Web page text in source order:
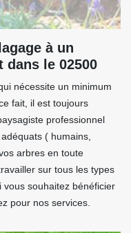
à un
dans le 02500
nécessite un minimum
fait, il est toujours
professionnel
( humains,
arbres en toute
sur tous les types
souhaitez bénéficier
pour nos services.